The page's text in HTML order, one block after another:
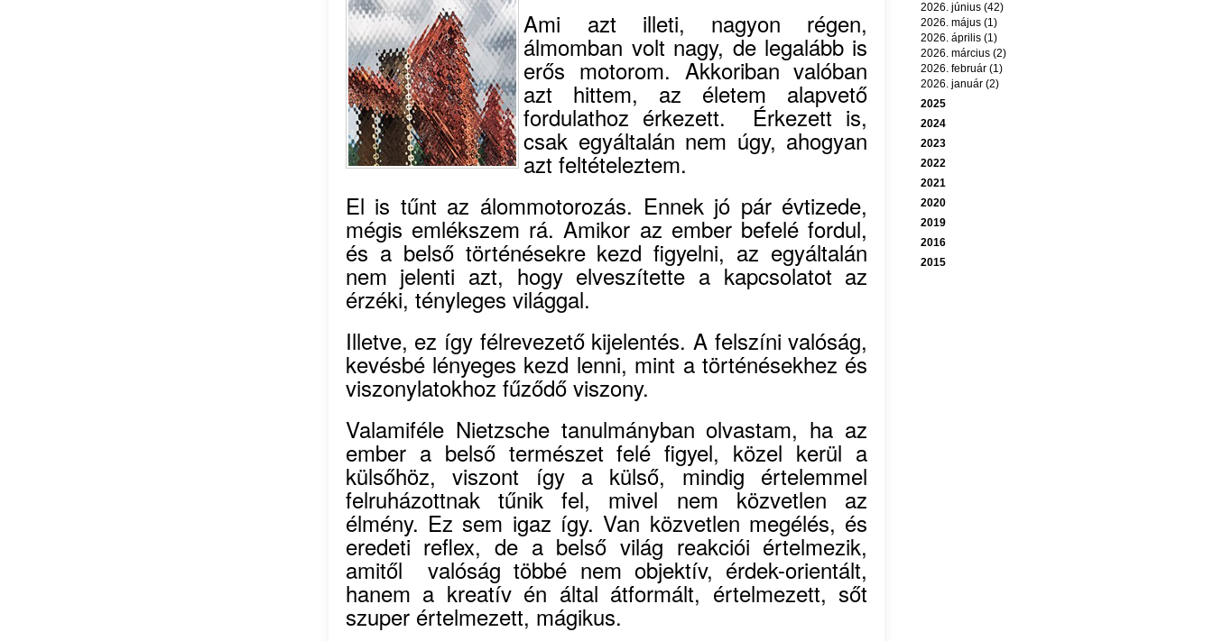
Ami azt illeti, nagyon régen,
álmomban volt nagy, de legalább is
erős motorom. Akkoriban valóban
azt hittem, az életem alapvető
fordulathoz érkezett. Érkezett is,
csak egyáltalán nem úgy, ahogyan
azt feltételeztem.
El is tűnt az álommotorozás. Ennek jó pár évtizede,
mégis emlékszem rá. Amikor az ember befelé fordul,
és a belső történésekre kezd figyelni, az egyáltalán
nem jelenti azt, hogy elveszítette a kapcsolatot az
érzéki, tényleges világgal.
Illetve, ez így félrevezető kijelentés. A felszíni valóság,
kevésbé lényeges kezd lenni, mint a történésekhez és
viszonylatokhoz fűződő viszony.
Valamiféle Nietzsche tanulmányban olvastam, ha az
ember a belső természet felé figyel, közel kerül a
külsőhöz, viszont így a külső, mindig értelemmel
felruházottnak tűnik fel, mivel nem közvetlen az
élmény. Ez sem igaz így. Van közvetlen megélés, és
eredeti reflex, de a belső világ reakciói értelmezik,
amitől valóság többé nem objektív, érdek-orientált,
hanem a kreatív én által átformált, értelmezett, sőt
szuper értelmezett, mágikus.
2026. június (42)
2026. május (1)
2026. április (1)
2026. március (2)
2026. február (1)
2026. január (2)
2025
2024
2023
2022
2021
2020
2019
2016
2015